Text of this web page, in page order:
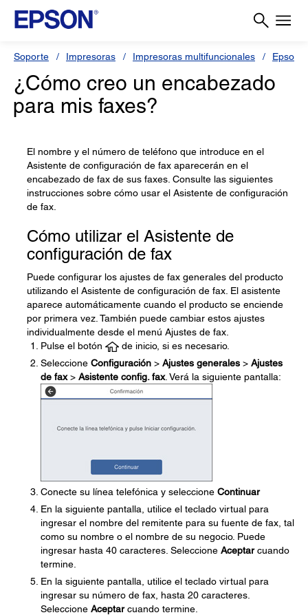
Soporte Impresoras Impresoras multifuncionales Epson
¿Cómo creo un encabezado
para mis faxes?
El nombre y el número de teléfono que introduce en el
Asistente de configuración de fax aparecerán en el
encabezado de fax de sus faxes. Consulte las siguientes
instrucciones sobre cómo usar el Asistente de configuración
de fax.
Cómo utilizar el Asistente de
configuración de fax
Puede configurar los ajustes de fax generales del producto
utilizando el Asistente de configuración de fax. El asistente
aparece automáticamente cuando el producto se enciende
por primera vez. También puede cambiar estos ajustes
individualmente desde el menú Ajustes de fax.
Pulse el botón
de inicio, si es necesario.
Seleccione Configuración > Ajustes generales > Ajustes
de fax> Asistente config. fax. Verá la siguiente pantalla:
Conecte su línea telefónica y seleccione Continuar
En la siguiente pantalla, utilice el teclado virtual para
ingresar el nombre del remitente para su fuente de fax, tal
como su nombre o el nombre de su negocio. Puede
ingresar hasta 40 caracteres. Seleccione Aceptarcuando
termine.
En la siguiente pantalla, utilice el teclado virtual para
ingresar su número de fax, hasta 20 caracteres.
Seleccione Aceptarcuando termine.